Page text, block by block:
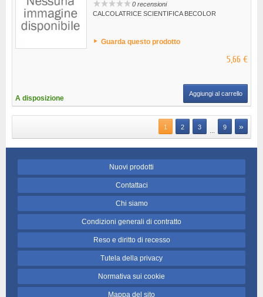
0 recensioni
CALCOLATRICE SCIENTIFICA BECOLOR
Guarda questo prodotto
5,66 €
A disposizione
Aggiungi al carrello
1 2 3 9 »
Nuovi prodotti
Contattaci
Chi siamo
Condizioni generali di contratto
Reso e diritto di recesso
Tutela della privacy
Normativa sui cookie
Mappa del sito